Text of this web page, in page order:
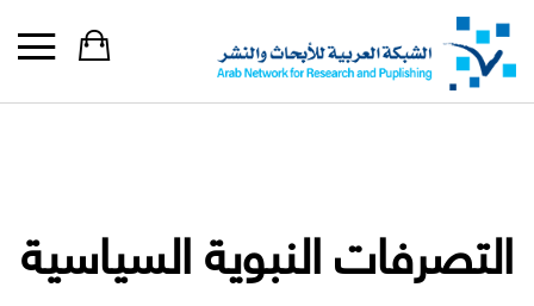
التصرفات النبوية السياسية